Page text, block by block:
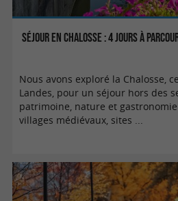
Séjour en Chalosse : 4 jours à
Nous avons exploré la Chalosse,
Landes, pour un séjour hors des
patrimoine, nature et
villages médiévaux, sites ...